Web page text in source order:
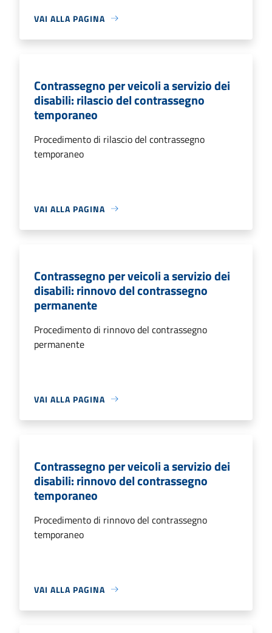
VAI ALLA PAGINA
Contrassegno per veicoli a servizio dei
disabili: rilascio del contrassegno
temporaneo
Procedimento di rilascio del contrassegno
temporaneo
VAI ALLA PAGINA
Contrassegno per veicoli a servizio dei
disabili: rinnovo del contrassegno
permanente
Procedimento di rinnovo del contrassegno
permanente
VAI ALLA PAGINA
Contrassegno per veicoli a servizio dei
disabili: rinnovo del contrassegno
temporaneo
Procedimento di rinnovo del contrassegno
temporaneo
VAI ALLA PAGINA